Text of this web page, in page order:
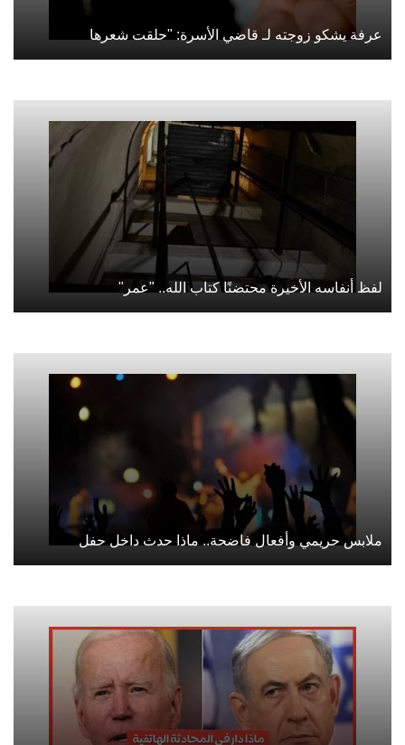
عرفة يشكو زوجته لـ قاضي الأسرة: "حلقت شعرها
لفظ أنفاسه الأخيرة محتضنًا كتاب الله.. "عمر"
ملابس حريمي وأفعال فاضحة.. ماذا حدث داخل حفل